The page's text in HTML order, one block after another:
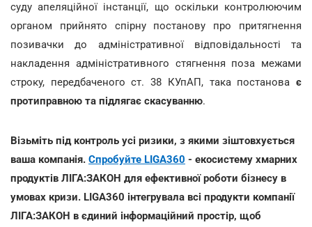
суду апеляційної інстанції, що оскільки контролюючим
органом прийнято спірну постанову про притягнення
позивачки до адміністративної відповідальності та
накладення адміністративного стягнення поза межами
строку, передбаченого ст. 38 КУпАП, така постанова є
протиправною та підлягає скасуванню.
Візьміть під контроль усі ризики, з якими зіштовхується
ваша компанія. Спробуйте LIGA360 - екосистему хмарних
продуктів ЛІГА:ЗАКОН для ефективної роботи бізнесу в
умовах кризи. LIGA360 інтегрувала всі продукти компанії
ЛІГА:ЗАКОН в єдиний інформаційний простір, щоб